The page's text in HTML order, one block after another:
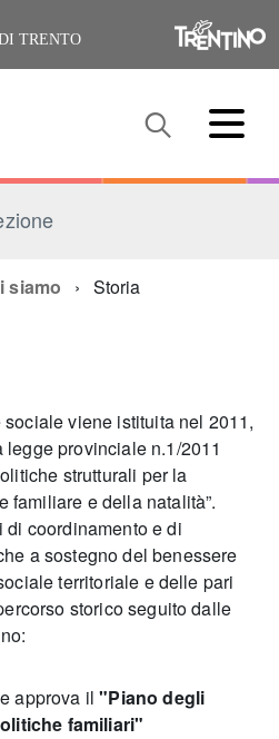
TRENTO
siamo Storia
sociale viene istituita nel 2011,
provinciale n.1/2011
strutturali per la
familiare e della natalità”.
di coordinamento e di
a sostegno del benessere
territoriale e delle pari
storico seguito dalle
approva il"Piano degli
familiari"